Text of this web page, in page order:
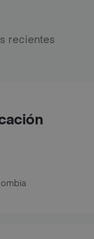
recientes